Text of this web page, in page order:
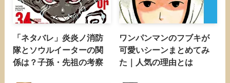
「ネタバレ」炎炎ノ消防
隊とソウルイーターの関
係は？子孫・先祖の考察
ワンパンマンのフブキが
可愛いシーンまとめてみ
た｜人気の理由とは